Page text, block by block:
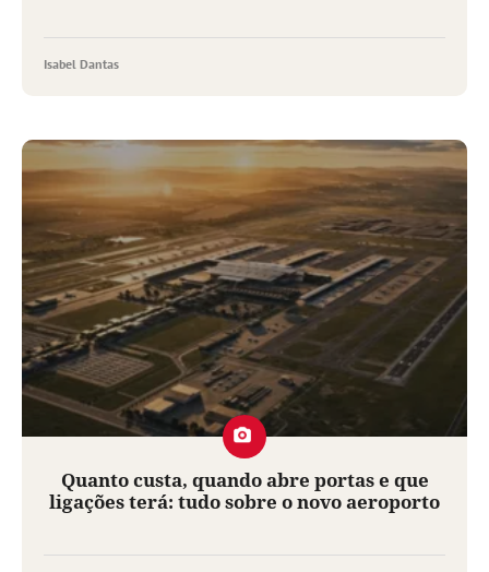
Isabel Dantas
Quanto custa, quando abre portas e que
ligações terá: tudo sobre o novo aeroporto